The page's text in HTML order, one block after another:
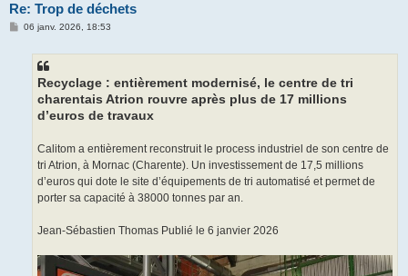
Re: Trop de déchets
M06 janv. 2026, 18:53
Recyclage : entièrement modernisé, le centre de tri
charentais Atrion rouvre après plus de 17 millions
d’euros de travaux
Calitom a entièrement reconstruit le process industriel de son centre de
tri Atrion, à Mornac (Charente). Un investissement de 17,5 millions
d’euros qui dote le site d’équipements de tri automatisé et permet de
porter sa capacité à 38000 tonnes par an.
Jean-Sébastien Thomas Publié le 6 janvier 2026